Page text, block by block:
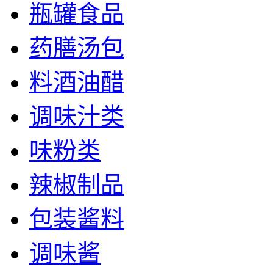
瓶罐食品
药膳汤包
料酒油醋
调味汁类
味粉类
辣椒制品
包装酱料
调味酱